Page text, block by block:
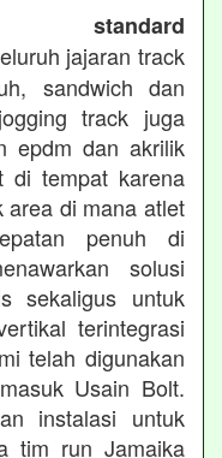
jajaran track
sandwich dan
track juga
epdm dan akrilik
di tempat karena
area di mana atlet
penuh di
solusi
sekaligus untuk
terintegrasi
telah digunakan
Usain Bolt.
instalasi untuk
tim run Jamaika